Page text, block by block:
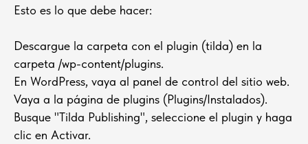
Esto es lo que debe hacer:
Descargue la carpeta con el plugin (tilda) en la
carpeta /wp-content/plugins.
En WordPress, vaya al panel de control del sitio web.
Vaya a la página de plugins (Plugins/Instalados).
Busque "Tilda Publishing", seleccione el plugin y haga
clic en Activar.